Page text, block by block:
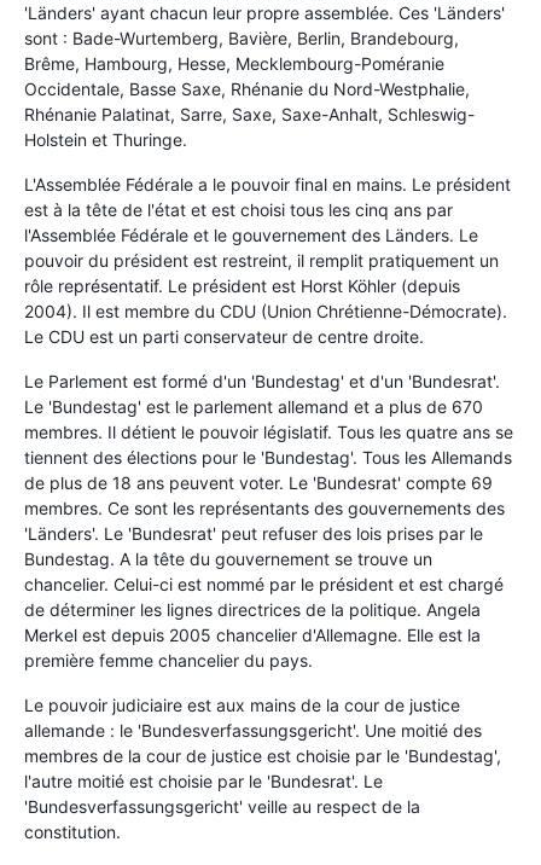
'Länders' ayant chacun leur propre assemblée. Ces 'Länders'
sont : Bade-Wurtemberg, Bavière, Berlin, Brandebourg,
Brême, Hambourg, Hesse, Mecklembourg-Poméranie
Occidentale, Basse Saxe, Rhénanie du Nord-Westphalie,
Rhénanie Palatinat, Sarre, Saxe, Saxe-Anhalt, Schleswig-
Holstein et Thuringe.
L'Assemblée Fédérale a le pouvoir final en mains. Le président
est à la tête de l'état et est choisi tous les cinq ans par
l'Assemblée Fédérale et le gouvernement des Länders. Le
pouvoir du président est restreint, il remplit pratiquement un
rôle représentatif. Le président est Horst Köhler (depuis
2004). Il est membre du CDU (Union Chrétienne-Démocrate).
Le CDU est un parti conservateur de centre droite.
Le Parlement est formé d'un 'Bundestag' et d'un 'Bundesrat'.
Le 'Bundestag' est le parlement allemand et a plus de 670
membres. Il détient le pouvoir législatif. Tous les quatre ans se
tiennent des élections pour le 'Bundestag'. Tous les Allemands
de plus de 18 ans peuvent voter. Le 'Bundesrat' compte 69
membres. Ce sont les représentants des gouvernements des
'Länders'. Le 'Bundesrat' peut refuser des lois prises par le
Bundestag. A la tête du gouvernement se trouve un
chancelier. Celui-ci est nommé par le président et est chargé
de déterminer les lignes directrices de la politique. Angela
Merkel est depuis 2005 chancelier d'Allemagne. Elle est la
première femme chancelier du pays.
Le pouvoir judiciaire est aux mains de la cour de justice
allemande : le 'Bundesverfassungsgericht'. Une moitié des
membres de la cour de justice est choisie par le 'Bundestag',
l'autre moitié est choisie par le 'Bundesrat'. Le
'Bundesverfassungsgericht' veille au respect de la
constitution.